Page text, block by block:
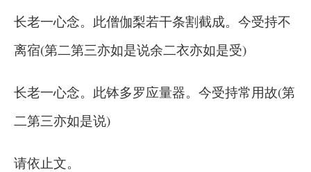
长老一心念。此僧伽梨若干条割截成。今受持不
离宿(第二第三亦如是说余二衣亦如是受)
长老一心念。此钵多罗应量器。今受持常用故(第
二第三亦如是说)
请依止文。